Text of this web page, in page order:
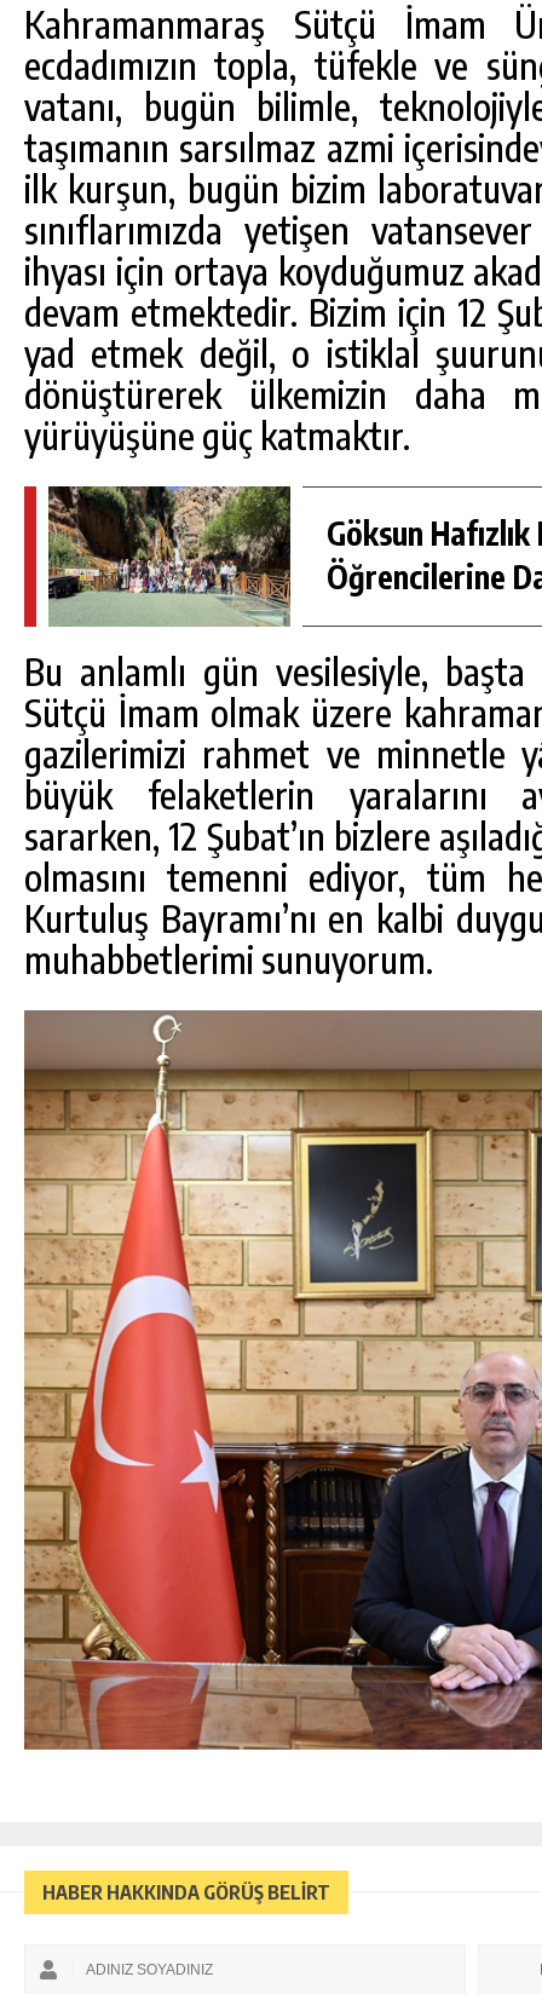
Kahramanmaraş Sütçü İmam
ecdadımızın topla, tüfekle ve
vatanı, bugün bilimle,
taşımanın sarsılmaz azmi
ilk kurşun, bugün bizim
sınıflarımızda yetişen
ihyası için ortaya koyduğumuz
devam etmektedir. Bizim için 12
yad etmek değil, o istiklal
dönüştürerek ülkemizin daha
yürüyüşüne güç katmaktır.
Göksun Hafızlık
Öğrencilerine
Bu anlamlı gün vesilesiyle, başta
Sütçü İmam olmak üzere
gazilerimizi rahmet ve minnetle
büyük felaketlerin yaralarını
sararken, 12 Şubat’ın bizlere
olmasını temenni ediyor, tüm
Kurtuluş Bayramı’nı en kalbi
muhabbetlerimi sunuyorum.
HABER HAKKINDA GÖRÜŞ BELİRT